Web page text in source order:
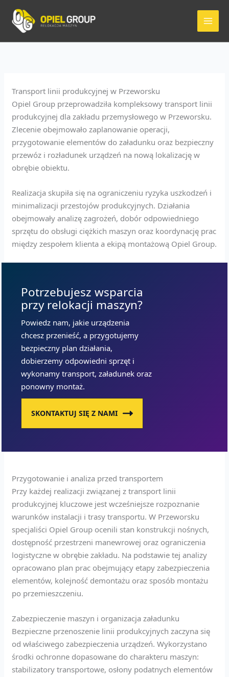
treści
Transport linii produkcyjnej w Przeworsku
Opiel Group przeprowadziła kompleksowy transport linii
produkcyjnej dla zakładu przemysłowego w Przeworsku.
Zlecenie obejmowało zaplanowanie operacji,
przygotowanie elementów do załadunku oraz bezpieczny
przewóz i rozładunek urządzeń na nową lokalizację w
obrębie obiektu.
Realizacja skupiła się na ograniczeniu ryzyka uszkodzeń i
minimalizacji przestojów produkcyjnych. Działania
obejmowały analizę zagrożeń, dobór odpowiedniego
sprzętu do obsługi ciężkich maszyn oraz koordynację prac
między zespołem klienta a ekipą montażową Opiel Group.
Potrzebujesz wsparcia
przy relokacji maszyn?
Powiedz nam, jakie urządzenia
chcesz przenieść, a przygotujemy
bezpieczny plan działania,
dobierzemy odpowiedni sprzęt i
wykonamy transport, załadunek oraz
ponowny montaż.
SKONTAKTUJ SIĘ Z NAMI
Przygotowanie i analiza przed transportem
Przy każdej realizacji związanej z transport linii
produkcyjnej kluczowe jest wcześniejsze rozpoznanie
warunków instalacji i trasy transportu. W Przeworsku
specjaliści Opiel Group ocenili stan konstrukcji nośnych,
dostępność przestrzeni manewrowej oraz ograniczenia
logistyczne w obrębie zakładu. Na podstawie tej analizy
opracowano plan prac obejmujący etapy zabezpieczenia
elementów, kolejność demontażu oraz sposób montażu
po przemieszczeniu.
Zabezpieczenie maszyn i organizacja załadunku
Bezpieczne przenoszenie linii produkcyjnych zaczyna się
od właściwego zabezpieczenia urządzeń. Wykorzystano
środki ochronne dopasowane do charakteru maszyn:
stabilizatory transportowe, osłony podatnych elementów